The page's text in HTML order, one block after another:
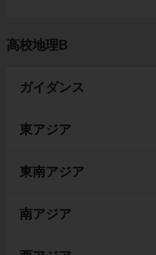
高校地理B
ガイダンス
東アジア
東南アジア
南アジア